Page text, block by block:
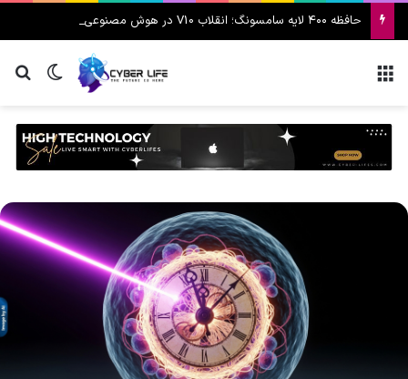
حافظه ۴۰۰ لایه سامسونگ؛ انقلاب V10 در هوش مصنوعی
تغییر